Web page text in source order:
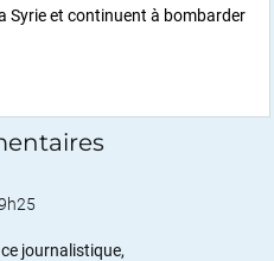
Syrie et continuent à bombarder
journalistique,